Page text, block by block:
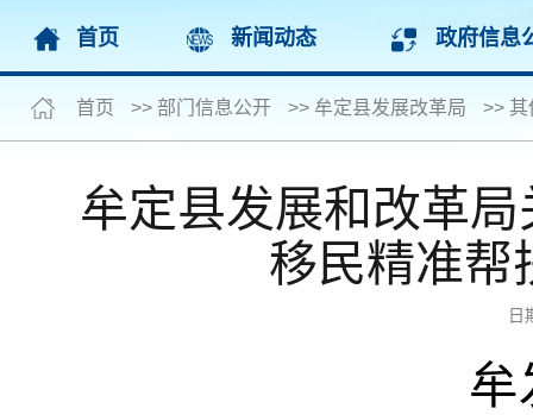
首页 新闻动态 政府信息
首页 >> 部门信息公开 >> 牟定县发展改革局 >> 其
牟定县发展和改革
移民精准帮
日
牟